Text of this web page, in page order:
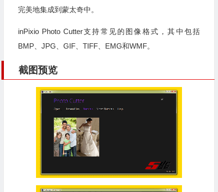
完美地集成到蒙太奇中。
inPixio Photo Cutter支持常见的图像格式，其中包括
BMP、JPG、GIF、TIFF、EMG和WMF。
截图预览